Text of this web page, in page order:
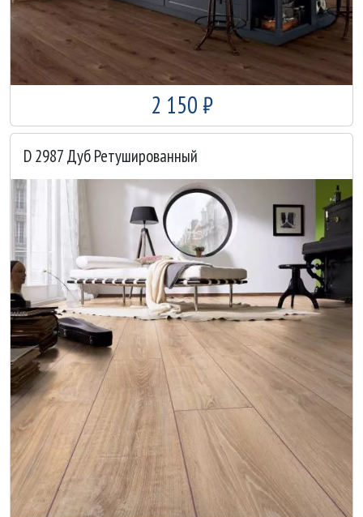
2 150 ₽
D 2987 Дуб Ретушированный